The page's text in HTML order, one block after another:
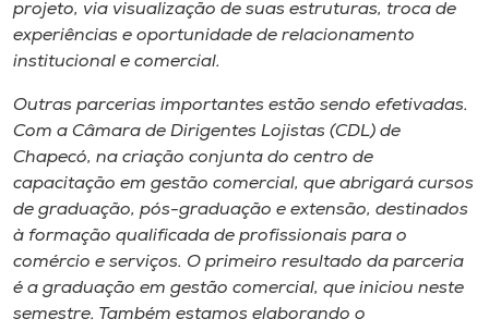
projeto, via visualização de suas estruturas, troca de
experiências e oportunidade de relacionamento
institucional e comercial.
Outras parcerias importantes estão sendo efetivadas.
Com a Câmara de Dirigentes Lojistas (CDL) de
Chapecó, na criação conjunta do centro de
capacitação em gestão comercial, que abrigará cursos
de graduação, pós-graduação e extensão, destinados
à formação qualificada de profissionais para o
comércio e serviços. O primeiro resultado da parceria
é a graduação em gestão comercial, que iniciou neste
semestre. Também estamos elaborando o